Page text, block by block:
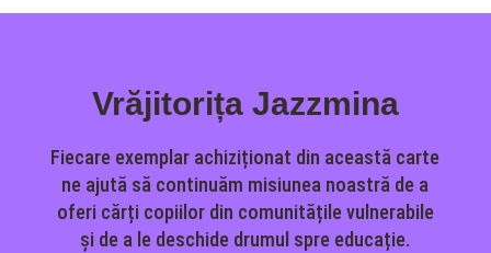
Vrăjitorița Jazzmina
Fiecare exemplar achiziționat din această carte
ne ajută să continuăm misiunea noastră de a
oferi cărți copiilor din comunitățile vulnerabile
și de a le deschide drumul spre educație.